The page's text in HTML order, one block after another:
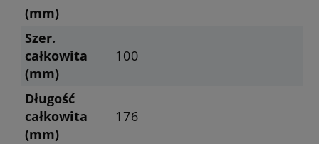
(mm)
Szer.
całkowita
(mm)
100
Długość
całkowita
(mm)
176